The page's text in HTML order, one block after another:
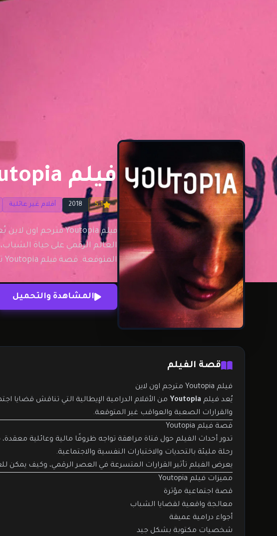
فيلم Youtopia مترجم للكبار فقط
5.1
2018 أفلام غير عائلية
العالم الرقمي على حياة
المتوقعة. قصة فيلم Youtopia تدور أحداث الفيلم حول فتاة مراهقة تواجه ظروفًا مالية وعائلية معقدة،…
المشاهدة والتحميل
قصة الفيلم
فيلم Youtopia مترجم اون لاين
يُعد فيلم Youtopia من الأفلام الدرامية الإيطالية التي تناقش
والقرارات الصعبة والعواقب غير المتوقعة.
قصة فيلم Youtopia
تدور أحداث الفيلم حول فتاة مراهقة تواجه ظروفًا مالية وعائلية
رحلة مليئة بالتحديات والاختبارات النفسية والاجتماعية.
يعرض الفيلم تأثير القرارات المتسرعة في العصر الرقمي، وكيف يمكن
مميزات فيلم Youtopia
قصة اجتماعية مؤثرة
معالجة واقعية لقضايا الشباب
أجواء درامية عميقة
شخصيات مكتوبة بشكل جيد